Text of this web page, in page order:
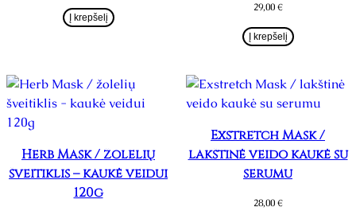
Į krepšelį
29,00€
Į krepšelį
Herb Mask / žolelių
šveitiklis – kaukė veidui
120g
Exstretch Mask /
lakštinė veido kaukė su
serumu
28,00€